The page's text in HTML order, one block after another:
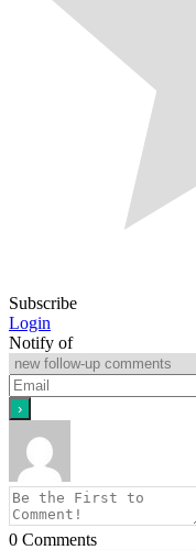
Subscribe
Login
Notify of
0 Comments